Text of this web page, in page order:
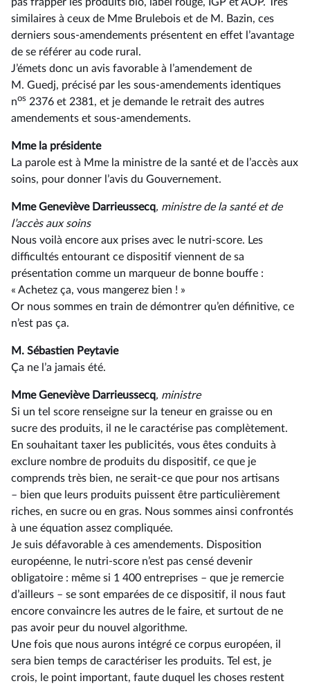
similaires à ceux de Mme Brulebois et de M. Bazin, ces
derniers sous-amendements présentent en effet l’avantage
de se référer au code rural.
J’émets donc un avis favorable à l’amendement de
M. Guedj, précisé par les sous-amendements identiques
nos 2376 et 2381, et je demande le retrait des autres
amendements et sous-amendements.
Mme la présidente
La parole est à Mme la ministre de la santé et de l’accès aux
soins, pour donner l’avis du Gouvernement.
Mme Geneviève Darrieussecq, ministre de la santé et de
l’accès aux soins
Nous voilà encore aux prises avec le nutri-score. Les
difficultés entourant ce dispositif viennent de sa
présentation comme un marqueur de bonne bouffe :
« Achetez ça, vous mangerez bien ! »
Or nous sommes en train de démontrer qu’en définitive, ce
n’est pas ça.
M. Sébastien Peytavie
Ça ne l’a jamais été.
Mme Geneviève Darrieussecq, ministre
Si un tel score renseigne sur la teneur en graisse ou en
sucre des produits, il ne le caractérise pas complètement.
En souhaitant taxer les publicités, vous êtes conduits à
exclure nombre de produits du dispositif, ce que je
comprends très bien, ne serait-ce que pour nos artisans
–⁠ bien que leurs produits puissent être particulièrement
riches, en sucre ou en gras. Nous sommes ainsi confrontés
à une équation assez compliquée.
Je suis défavorable à ces amendements. Disposition
européenne, le nutri-score n’est pas censé devenir
obligatoire : même si 1 400 entreprises –⁠ que je remercie
d’ailleurs – se sont emparées de ce dispositif, il nous faut
encore convaincre les autres de le faire, et surtout de ne
pas avoir peur du nouvel algorithme.
Une fois que nous aurons intégré ce corpus européen, il
sera bien temps de caractériser les produits. Tel est, je
crois, le point important, faute duquel les choses restent